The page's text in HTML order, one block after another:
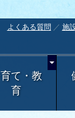
よくある質問 施
て・教
育